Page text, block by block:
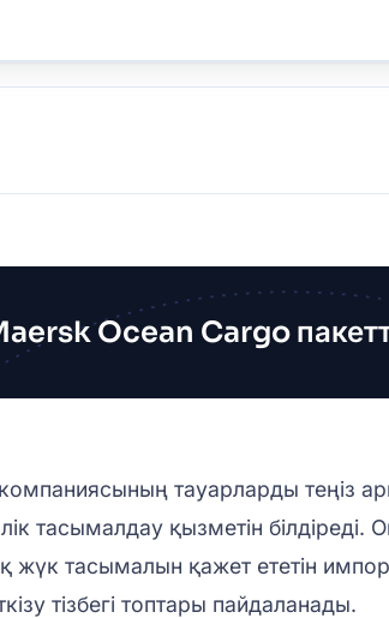
Ocean Cargo
тауарларды теңіз
тасымалдау қызметін
жүк тасымалын қажет ететін
тізбегі топтары пайдаланады.